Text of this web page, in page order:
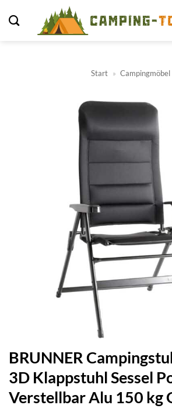
Inhalt
Start » Campingmöbel
BRUNNER
3D Klappstuhl Sessel
Verstellbar Alu 150 kg